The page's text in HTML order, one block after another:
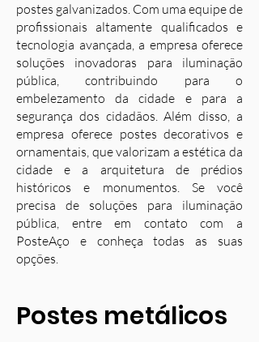
postes galvanizados. Com uma equipe de
profissionais altamente qualificados e
tecnologia avançada, a empresa oferece
soluções inovadoras para iluminação
pública, contribuindo para o
embelezamento da cidade e para a
segurança dos cidadãos. Além disso, a
empresa oferece postes decorativos e
ornamentais, que valorizam a estética da
cidade e a arquitetura de prédios
históricos e monumentos. Se você
precisa de soluções para iluminação
pública, entre em contato com a
PosteAço e conheça todas as suas
opções.
Postes metálicos